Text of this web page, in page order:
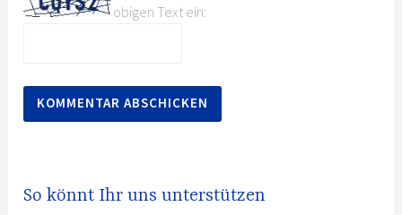
obigen Text ein:
So könnt Ihr uns unterstützen